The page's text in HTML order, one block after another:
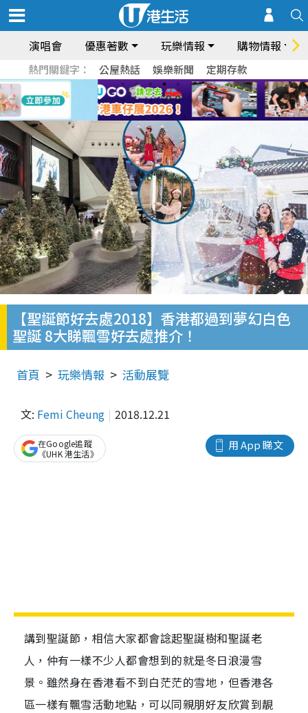
演唱會 優惠著數 玩樂情報 購物情報
熱門關鍵字： 公屋熱話 娛樂新聞 定期存款
【聖誕節好去處2018】香港都過到夢幻白色
聖誕 8大睇飄雪好去處推介！
首頁 玩樂情報 活動展覽
文: Femi Cheung 2018.12.21
用 App 睇文
在Google追蹤
《UHK 港生活》
講到聖誕節，相信大家都會諗起聖誕樹和聖誕老
人，仲有一樣不少人都會想到的就是冬日浪漫雪
景。雖然身在香港看不到白茫茫的雪地，但香港各
區一樣有飄雪活動地點，可以同親朋好友欣賞到靚